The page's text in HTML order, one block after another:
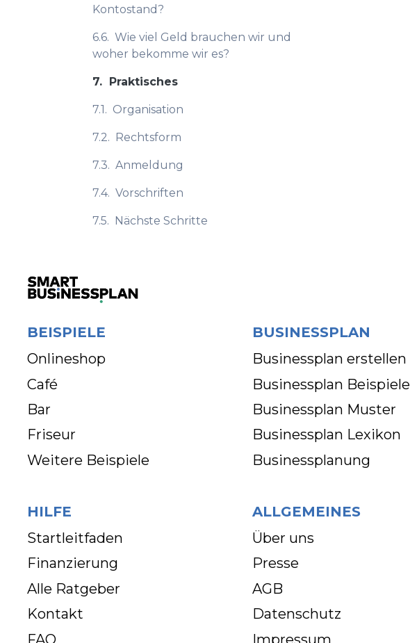
Kontostand?
6.6. Wie viel Geld brauchen wir und
woher bekomme wir es?
7. Praktisches
7.1. Organisation
7.2. Rechtsform
7.3. Anmeldung
7.4. Vorschriften
7.5. Nächste Schritte
BEISPIELE
Onlineshop
Café
Bar
Friseur
Weitere Beispiele
BUSINESSPLAN
Businessplan erstellen
Businessplan Beispiele
Businessplan Muster
Businessplan Lexikon
Businessplanung
HILFE
Startleitfaden
Finanzierung
Alle Ratgeber
Kontakt
FAQ
ALLGEMEINES
Über uns
Presse
AGB
Datenschutz
Impressum